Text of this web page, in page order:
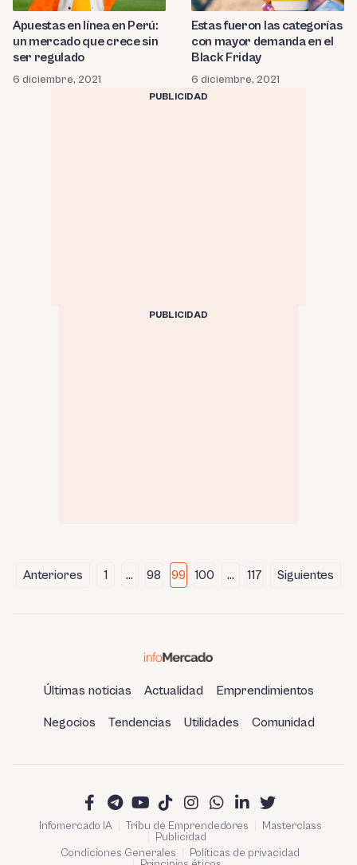
Apuestas en línea en Perú:
un mercado que crece sin
ser regulado
6 diciembre, 2021
Estas fueron las categorías
con mayor demanda en el
Black Friday
6 diciembre, 2021
PUBLICIDAD
PUBLICIDAD
Paginación
Anteriores 1 … 98 99 100 … 117 Siguientes
Últimas noticias Actualidad Emprendimientos
Negocios Tendencias Utilidades Comunidad
Infomercado IA Tribu de Emprendedores
Masterclass
Publicidad
Condiciones Generales
Políticas de privacidad